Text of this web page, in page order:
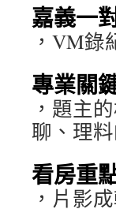
嘉義一
，VM錄
專業關
，題主
聊、理
看房重
，片影